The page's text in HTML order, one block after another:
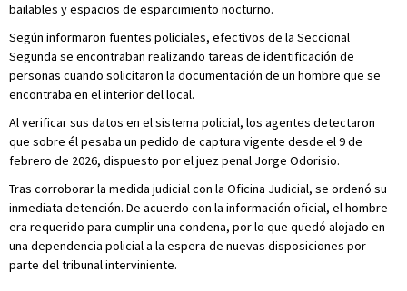
bailables y espacios de esparcimiento nocturno.
Según informaron fuentes policiales, efectivos de la Seccional
Segunda se encontraban realizando tareas de identificación de
personas cuando solicitaron la documentación de un hombre que se
encontraba en el interior del local.
Al verificar sus datos en el sistema policial, los agentes detectaron
que sobre él pesaba un pedido de captura vigente desde el 9 de
febrero de 2026, dispuesto por el juez penal Jorge Odorisio.
Tras corroborar la medida judicial con la Oficina Judicial, se ordenó su
inmediata detención. De acuerdo con la información oficial, el hombre
era requerido para cumplir una condena, por lo que quedó alojado en
una dependencia policial a la espera de nuevas disposiciones por
parte del tribunal interviniente.